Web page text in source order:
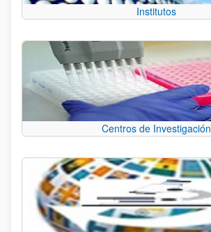
Institutos
Centros de Investigación